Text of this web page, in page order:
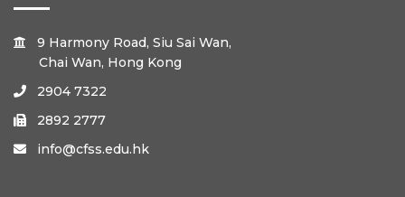

9 Harmony Road, Siu Sai Wan,
Chai Wan, Hong Kong
 2904 7322
 2892 2777
 info@cfss.edu.hk